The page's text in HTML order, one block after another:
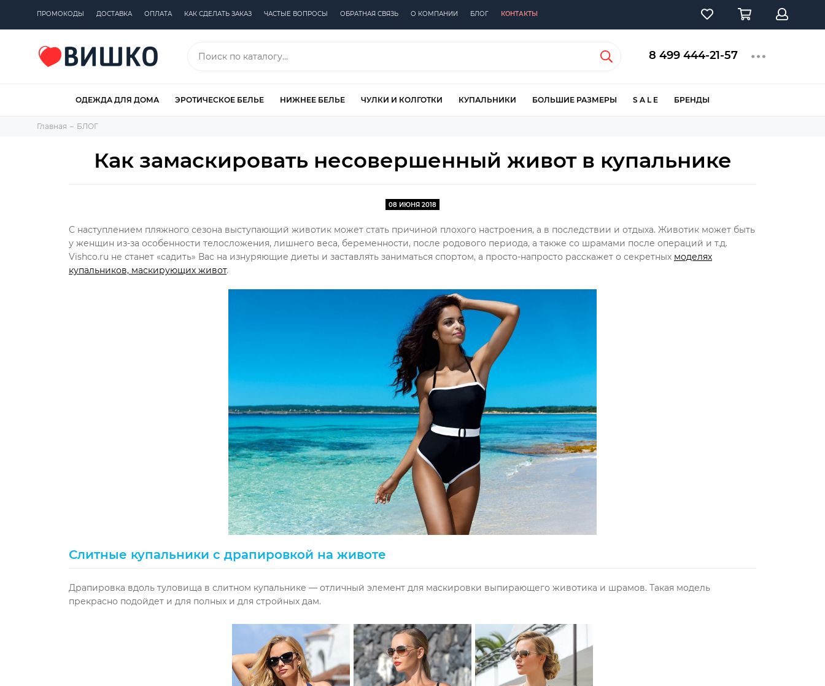
ПРОМОКОДЫ ДОСТАВКА ОПЛАТА КАК СДЕЛАТЬ ЗАКАЗ ЧАСТЫЕ ВОПРОСЫ ОБРАТНАЯ СВЯЗЬ О КОМПАНИИ БЛОГ КОНТАКТЫ
8 499 444-21-57
ОДЕЖДА ДЛЯ ДОМА ЭРОТИЧЕСКОЕ БЕЛЬЕ НИЖНЕЕ БЕЛЬЕ ЧУЛКИ И КОЛГОТКИ КУПАЛЬНИКИ БОЛЬШИЕ РАЗМЕРЫ S A L E БРЕНДЫ
Главная БЛОГ
Как замаскировать несовершенный живот в купальнике
08 ИЮНЯ 2018
С наступлением пляжного сезона выступающий животик может стать причиной плохого настроения, а в последствии и отдыха. Животик может быть
у женщин из-за особенности телосложения, лишнего веса, беременности, после родового периода, а также со шрамами после операций и т.д.
Vishco.ru не станет «садить» Вас на изнуряющие диеты и заставлять заниматься спортом, а просто-напросто расскажет о секретных моделях
купальников, маскирующих живот.
Слитные купальники с драпировкой на животе
Драпировка вдоль туловища в слитном купальнике — отличный элемент для маскировки выпирающего животика и шрамов. Такая модель
прекрасно подойдет и для полных и для стройных дам.